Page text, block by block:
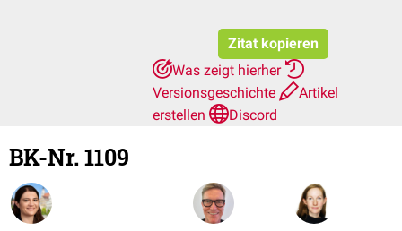
Zitat kopieren
Was zeigt hierher
Versionsgeschichte
Artikel
erstellen
Discord
BK-Nr. 1109